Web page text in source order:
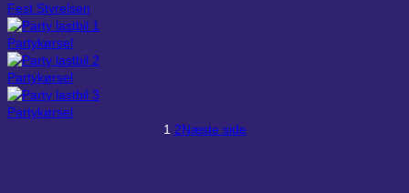
Fest Styrelsen
Partykørsel
Partykørsel
Partykørsel
1 2Næste side